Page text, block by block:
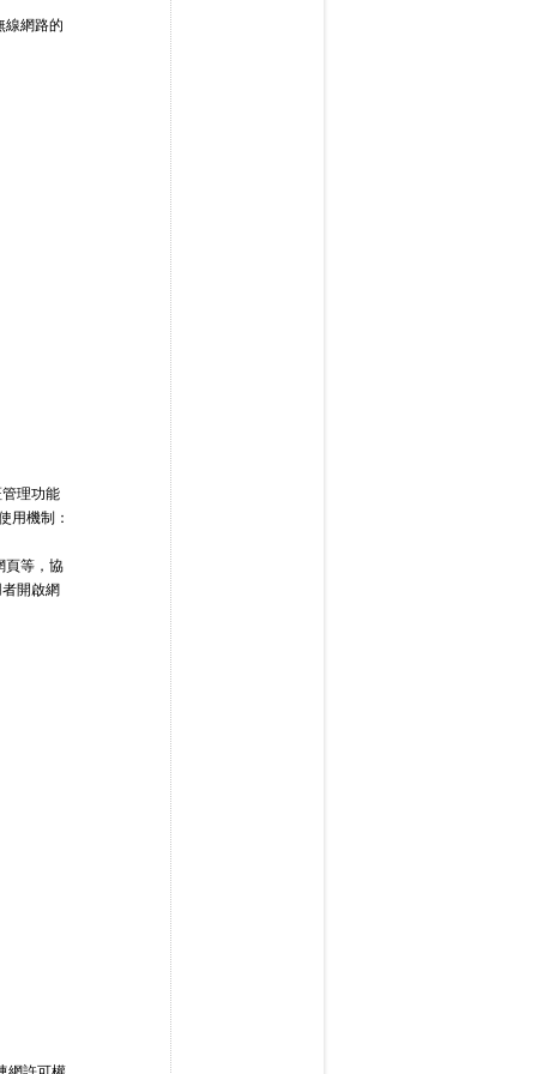
線網路的
理功能
用機制：
頁等，協
開啟網